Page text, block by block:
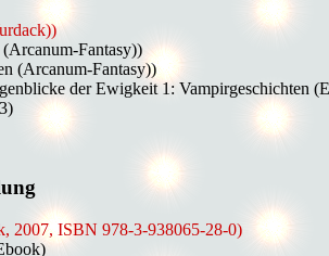
Fantasy))
(Arcanum-Fantasy))
der Ewigkeit 1: Vampirgeschichten
2007, ISBN 978-3-938065-28-0)